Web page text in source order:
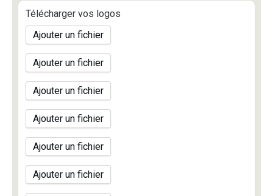
Télécharger vos logos
Ajouter un fichier
Ajouter un fichier
Ajouter un fichier
Ajouter un fichier
Ajouter un fichier
Ajouter un fichier